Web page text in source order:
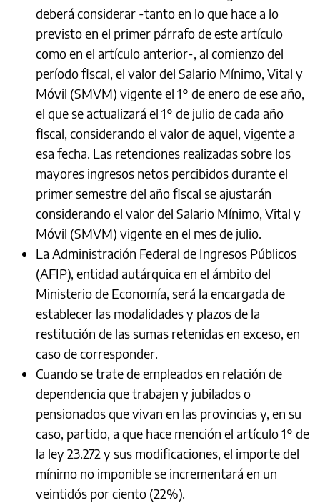
deberá considerar -tanto en lo que hace a lo
previsto en el primer párrafo de este artículo
como en el artículo anterior-, al comienzo del
período fiscal, el valor del Salario Mínimo, Vital y
Móvil (SMVM) vigente el 1° de enero de ese año,
el que se actualizará el 1° de julio de cada año
fiscal, considerando el valor de aquel, vigente a
esa fecha. Las retenciones realizadas sobre los
mayores ingresos netos percibidos durante el
primer semestre del año fiscal se ajustarán
considerando el valor del Salario Mínimo, Vital y
Móvil (SMVM) vigente en el mes de julio.
La Administración Federal de Ingresos Públicos
(AFIP), entidad autárquica en el ámbito del
Ministerio de Economía, será la encargada de
establecer las modalidades y plazos de la
restitución de las sumas retenidas en exceso, en
caso de corresponder.
Cuando se trate de empleados en relación de
dependencia que trabajen y jubilados o
pensionados que vivan en las provincias y, en su
caso, partido, a que hace mención el artículo 1° de
la ley 23.272 y sus modificaciones, el importe del
mínimo no imponible se incrementará en un
veintidós por ciento (22%).